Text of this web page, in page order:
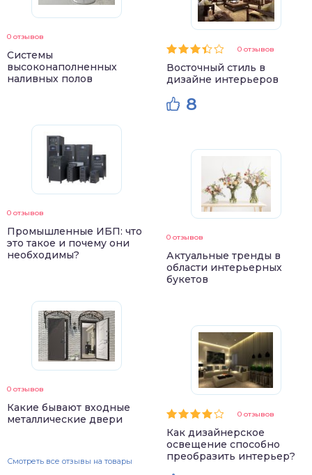
0 отзывов
Системы
высоконаполненных
наливных полов
0 отзывов
Промышленные ИБП: что
это такое и почему они
необходимы?
0 отзывов
Какие бывают входные
металлические двери
Смотреть все отзывы на товары
0 отзывов
Восточный стиль в
дизайне интерьеров
8
0 отзывов
Актуальные тренды в
области интерьерных
букетов
0 отзывов
Как дизайнерское
освещение способно
преобразить интерьер?